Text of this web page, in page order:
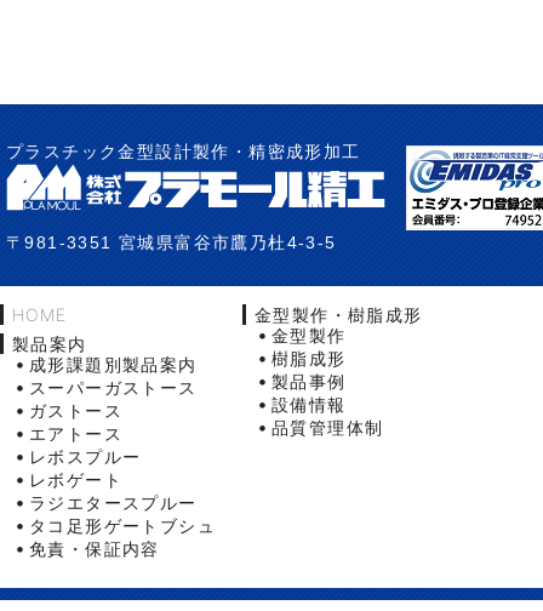
プラスチック金型設計製作・精密成形加工
〒981-3351 宮城県富谷市鷹乃杜4-3-5
HOME
製品案内
成形課題別製品案内
スーパーガストース
ガストース
エアトース
レボスプルー
レボゲート
ラジエタースプルー
タコ足形ゲートブシュ
免責・保証内容
金型製作・樹脂成形
金型製作
樹脂成形
製品事例
設備情報
品質管理体制